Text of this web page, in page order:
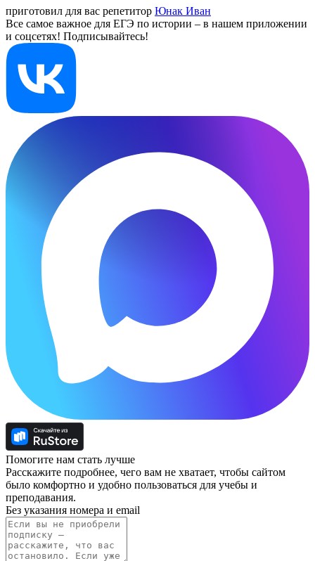
приготовил для вас репетитор Юнак Иван
Все самое важное для ЕГЭ по истории – в нашем приложении
и соцсетях! Подписывайтесь!
Помогите нам стать лучше
Расскажите подробнее, чего вам не хватает, чтобы сайтом
было комфортно и удобно пользоваться для учебы и
преподавания.
Без указания номера и email